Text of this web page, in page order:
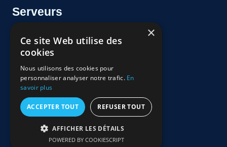
Serveurs
AtlasPro
premium ott
Iron TV PRO
Lynx
Orca Pro Plus
×
Ce site Web utilise des
cookies
Nous utilisons des cookies pour
personnaliser analyser notre trafic. En
savoir plus
ACCEPTER TOUT REFUSER TOUT
AFFICHER LES DÉTAILS
POWERED BY COOKIESCRIPT